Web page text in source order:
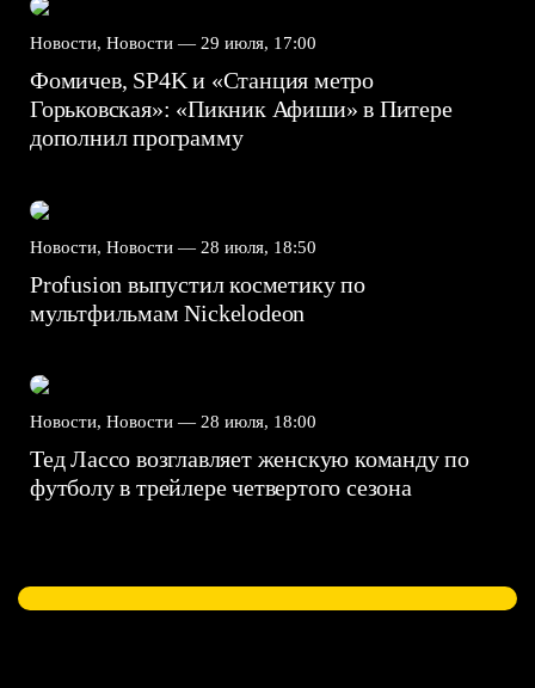
Новости, Новости — 29 июля, 17:00
Фомичев, SP4K и «Станция метро
Горьковская»: «Пикник Афиши» в Питере
дополнил программу
Новости, Новости — 28 июля, 18:50
Profusion выпустил косметику по
мультфильмам Nickelodeon
Новости, Новости — 28 июля, 18:00
Тед Лассо возглавляет женскую команду по
футболу в трейлере четвертого сезона